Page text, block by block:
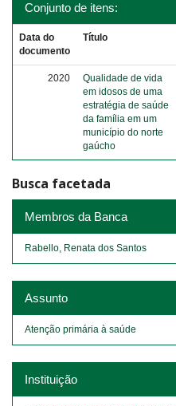
Conjunto de itens:
Data do
documento
Título
2020
Qualidade de vida
em idosos de uma
estratégia de saúde
da família em um
município do norte
gaúcho
Busca facetada
Membros da Banca
Rabello, Renata dos Santos
Assunto
Atenção primária à saúde
Instituição